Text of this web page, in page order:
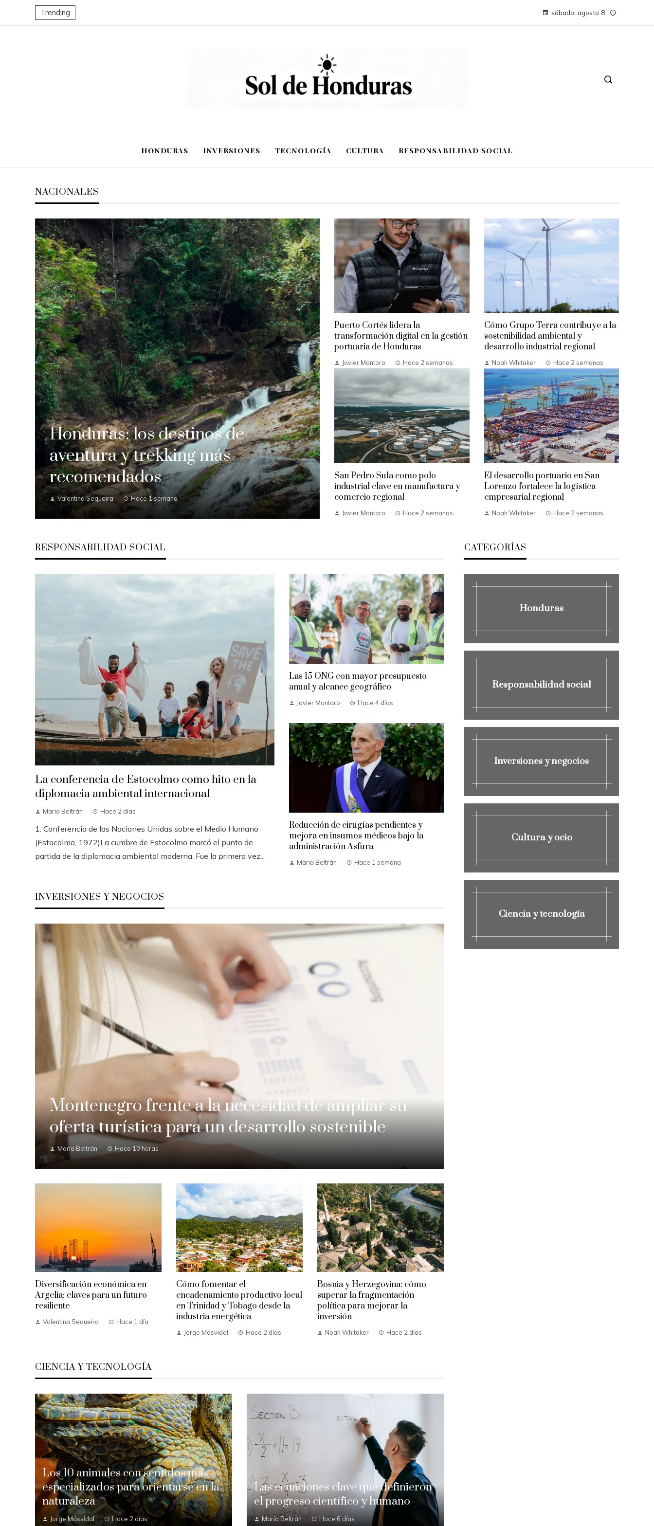
Trending sábado, agosto 8
HONDURAS INVERSIONES TECNOLOGÍA CULTURA RESPONSABILIDAD SOCIAL
NACIONALES
Honduras: los destinos de
aventura y trekking más
recomendados
Valentina Sequeira Hace 1 semana
Puerto Cortés lidera la
transformación digital en la gestión
portuaria de Honduras
Javier Montoro Hace 2 semanas
Cómo Grupo Terra contribuye a la
sostenibilidad ambiental y
desarrollo industrial regional
Noah Whitaker Hace 2 semanas
San Pedro Sula como polo
industrial clave en manufactura y
comercio regional
Javier Montoro Hace 2 semanas
El desarrollo portuario en San
Lorenzo fortalece la logística
empresarial regional
Noah Whitaker Hace 2 semanas
RESPONSABILIDAD SOCIAL
La conferencia de Estocolmo como hito en la
diplomacia ambiental internacional
María Beltrán Hace 2 días
1. Conferencia de las Naciones Unidas sobre el Medio Humano
(Estocolmo, 1972)La cumbre de Estocolmo marcó el punto de
partida de la diplomacia ambiental moderna. Fue la primera vez...
Las 15 ONG con mayor presupuesto
anual y alcance geográfico
Javier Montoro Hace 4 días
Reducción de cirugías pendientes y
mejora en insumos médicos bajo la
administración Asfura
María Beltrán Hace 1 semana
INVERSIONES Y NEGOCIOS
Montenegro frente a la necesidad de ampliar su
oferta turística para un desarrollo sostenible
María Beltrán Hace 10 horas
Diversificación económica en
Argelia: claves para un futuro
resiliente
Valentina Sequeira Hace 1 día
Cómo fomentar el
encadenamiento productivo local
en Trinidad y Tobago desde la
industria energética
Jorge Másvidal Hace 2 días
Bosnia y Herzegovina: cómo
superar la fragmentación
política para mejorar la
inversión
Noah Whitaker Hace 2 días
CIENCIA Y TECNOLOGÍA
Los 10 animales con sentidos más
especializados para orientarse en la
naturaleza
Jorge Másvidal Hace 2 días
Las ecuaciones clave que definieron
el progreso científico y humano
María Beltrán Hace 6 días
CATEGORÍAS
Honduras
Responsabilidad social
Inversiones y negocios
Cultura y ocio
Ciencia y tecnología